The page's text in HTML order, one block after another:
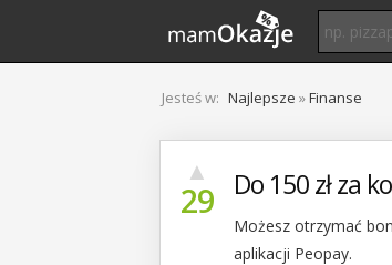
Jesteś w: Najlepsze »Finanse
▲
29 Do 150 zł za
Możesz otrzymać
aplikacji Peopay.